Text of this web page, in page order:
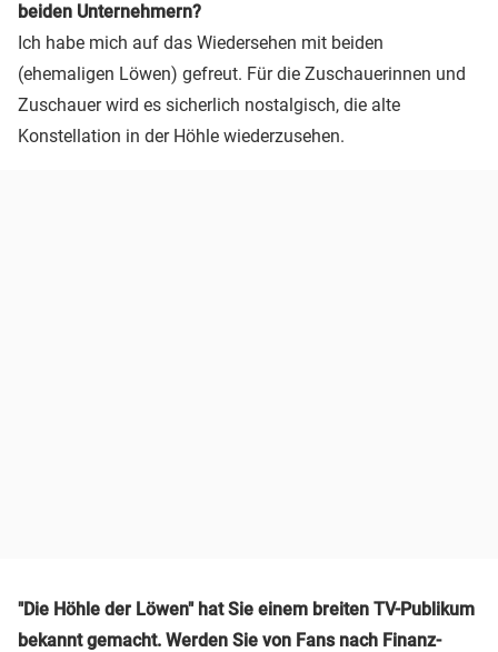
beiden Unternehmern?
Ich habe mich auf das Wiedersehen mit beiden
(ehemaligen Löwen) gefreut. Für die Zuschauerinnen und
Zuschauer wird es sicherlich nostalgisch, die alte
Konstellation in der Höhle wiederzusehen.
"Die Höhle der Löwen" hat Sie einem breiten TV-Publikum
bekannt gemacht. Werden Sie von Fans nach Finanz-